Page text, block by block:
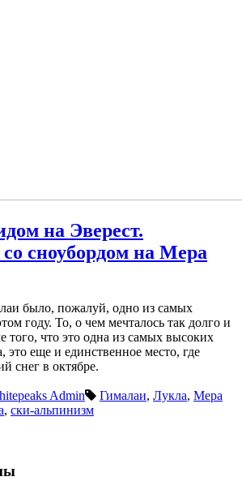
на Эверест.
сноубордом на Мера
было, пожалуй, одно из самых
году. То, о чем мечталось так долго и
того, что это одна из самых высоких
еще и единственное место, где
снег в октябре.
Admin Гималаи, Лукла, Мера
, ски-альпинизм